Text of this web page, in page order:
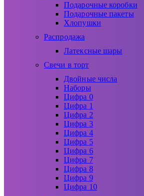
Подарочные коробки
Подарочные пакеты
Хлопушки
Распродажа
Латексные шары
Свечи в торт
Двойные числа
Наборы
Цифра 0
Цифра 1
Цифра 2
Цифра 3
Цифра 4
Цифра 5
Цифра 6
Цифра 7
Цифра 8
Цифра 9
Цифра 10